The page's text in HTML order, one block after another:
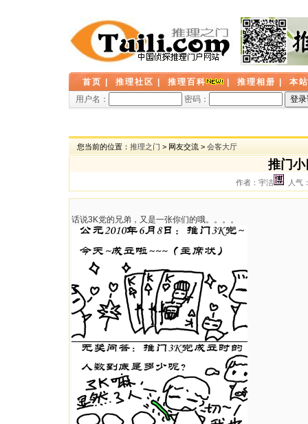
首页 推理社区 推理百科 推理相册
本
用户名：
密码：
您当前的位置： 推理之门 > 网友交流 > 会客大厅
推门
作者：宇洁 人气
话说3K党的兄弟，又是一张你们的哦。。。。